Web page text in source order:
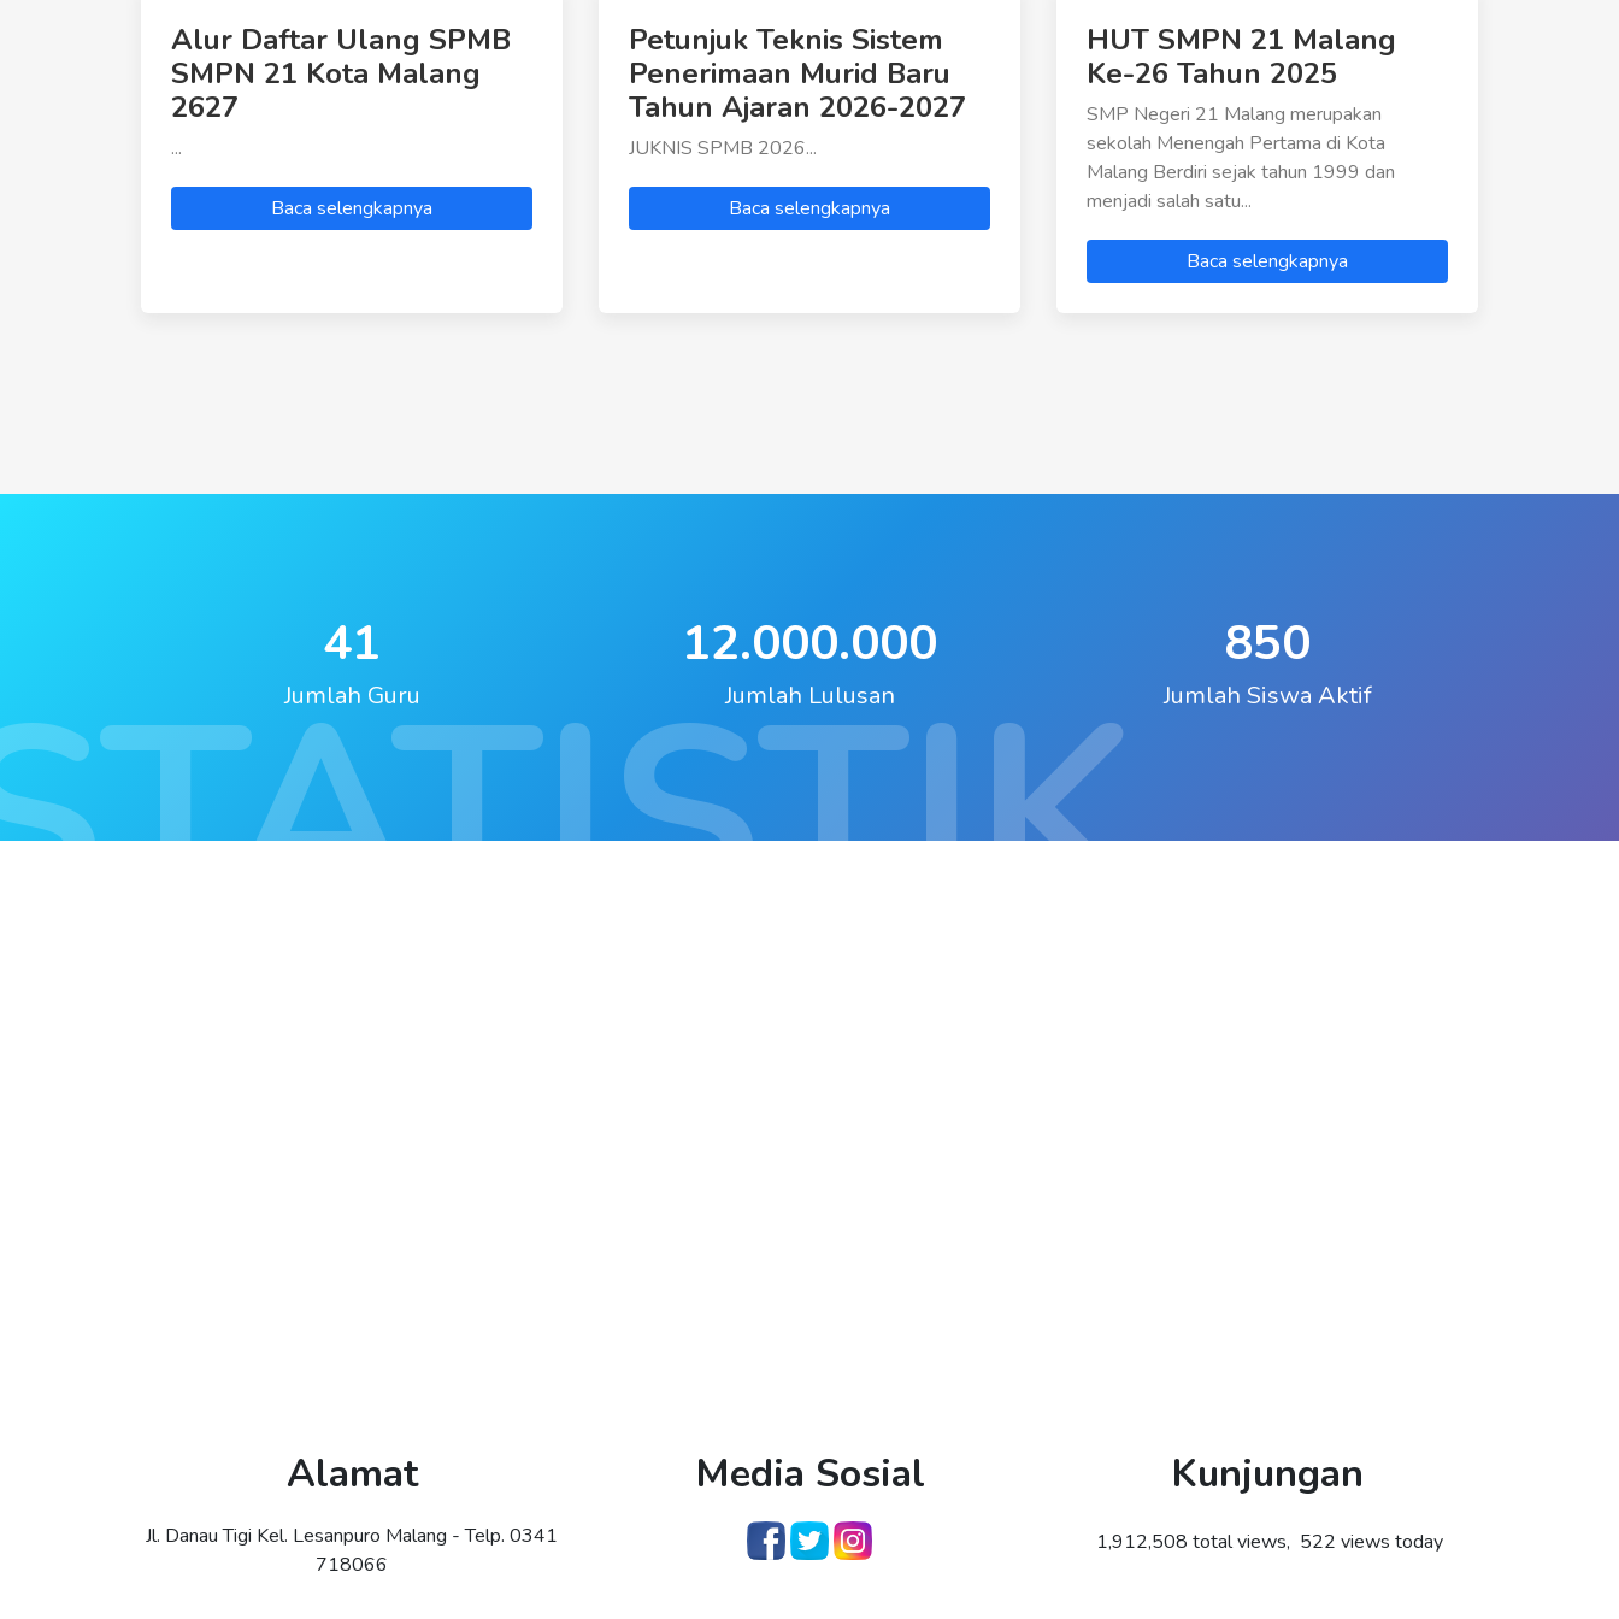
Alur Daftar Ulang SPMB
SMPN 21 Kota Malang
2627
...
Baca selengkapnya
Petunjuk Teknis Sistem
Penerimaan Murid Baru
Tahun Ajaran 2026-2027
JUKNIS SPMB 2026...
Baca selengkapnya
HUT SMPN 21 Malang
Ke-26 Tahun 2025
SMP Negeri 21 Malang merupakan
sekolah Menengah Pertama di Kota
Malang Berdiri sejak tahun 1999 dan
menjadi salah satu...
Baca selengkapnya
41
Jumlah Guru
12.000.000
Jumlah Lulusan
850
Jumlah Siswa Aktif
Alamat
Jl. Danau Tigi Kel. Lesanpuro Malang - Telp. 0341
718066
Media Sosial Kunjungan
1,912,508 total views, 522 views today